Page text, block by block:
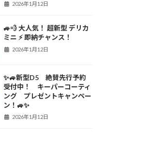
2026年1月12日
🚙💨 大人気！ 超新型 デリカ
ミニ ⚡️ 即納チャンス！
2026年1月12日
✨🚙新型D5 絶賛先行予約
受付中！ キーパーコーティ
ング プレゼントキャンペー
ン！🚙✨
2026年1月12日